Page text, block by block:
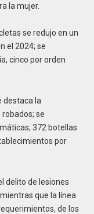
la mujer.
se redujo en un
el 2024; se
cinco por orden
destaca la
se
372 botellas
por
delito de lesiones
que la línea
de los